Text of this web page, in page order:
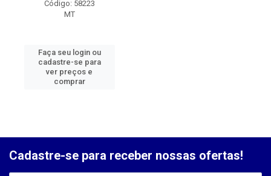
Código: 58223
MT
Faça seu login ou
cadastre-se para
ver preços e
comprar
Cadastre-se para receber nossas ofertas!